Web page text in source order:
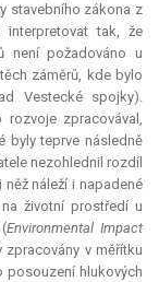
stavebního zákona z
tak, že
není požadováno u
záměrů, kde bylo
Vestecké spojky).
zpracovával,
byly teprve následně
nezohlednil rozdíl
náleží i napadené
životní prostředí u
Environmental Impact
zpracovány v měřítku
posouzení hlukových